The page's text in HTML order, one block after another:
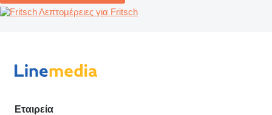
Λεπτομέρειες για Fritsch
Εταιρεία